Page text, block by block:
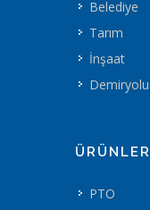
Belediye
Tarım
İnşaat
Demiryolu
ÜRÜNLER
PTO